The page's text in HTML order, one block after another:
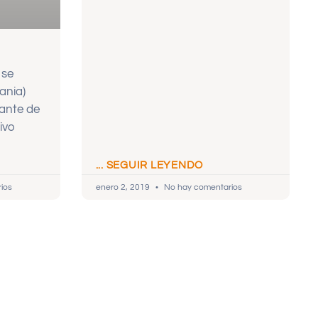
de
... SEGUIR LEYENDO
enero 2, 2019 No hay comentarios